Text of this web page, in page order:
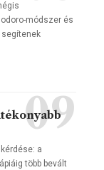
módszer és
a
több bevált